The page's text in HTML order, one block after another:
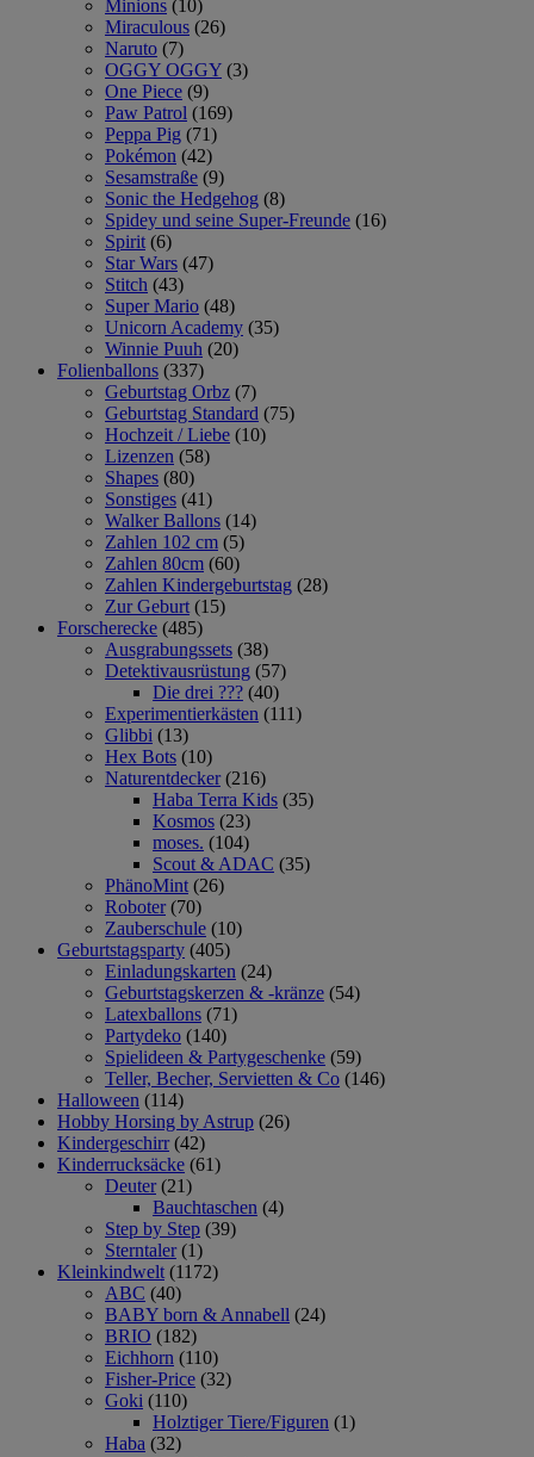
Minions (10)
Miraculous (26)
Naruto (7)
OGGY OGGY (3)
One Piece (9)
Paw Patrol (169)
Peppa Pig (71)
Pokémon (42)
Sesamstraße (9)
Sonic the Hedgehog (8)
Spidey und seine Super-Freunde (16)
Spirit (6)
Star Wars (47)
Stitch (43)
Super Mario (48)
Unicorn Academy (35)
Winnie Puuh (20)
Folienballons (337)
Geburtstag Orbz (7)
Geburtstag Standard (75)
Hochzeit / Liebe (10)
Lizenzen (58)
Shapes (80)
Sonstiges (41)
Walker Ballons (14)
Zahlen 102 cm (5)
Zahlen 80cm (60)
Zahlen Kindergeburtstag (28)
Zur Geburt (15)
Forscherecke (485)
Ausgrabungssets (38)
Detektivausrüstung (57)
Die drei ??? (40)
Experimentierkästen (111)
Glibbi (13)
Hex Bots (10)
Naturentdecker (216)
Haba Terra Kids (35)
Kosmos (23)
moses. (104)
Scout & ADAC (35)
PhänoMint (26)
Roboter (70)
Zauberschule (10)
Geburtstagsparty (405)
Einladungskarten (24)
Geburtstagskerzen & -kränze (54)
Latexballons (71)
Partydeko (140)
Spielideen & Partygeschenke (59)
Teller, Becher, Servietten & Co (146)
Halloween (114)
Hobby Horsing by Astrup (26)
Kindergeschirr (42)
Kinderrucksäcke (61)
Deuter (21)
Bauchtaschen (4)
Step by Step (39)
Sterntaler (1)
Kleinkindwelt (1172)
ABC (40)
BABY born & Annabell (24)
BRIO (182)
Eichhorn (110)
Fisher-Price (32)
Goki (110)
Holztiger Tiere/Figuren (1)
Haba (32)